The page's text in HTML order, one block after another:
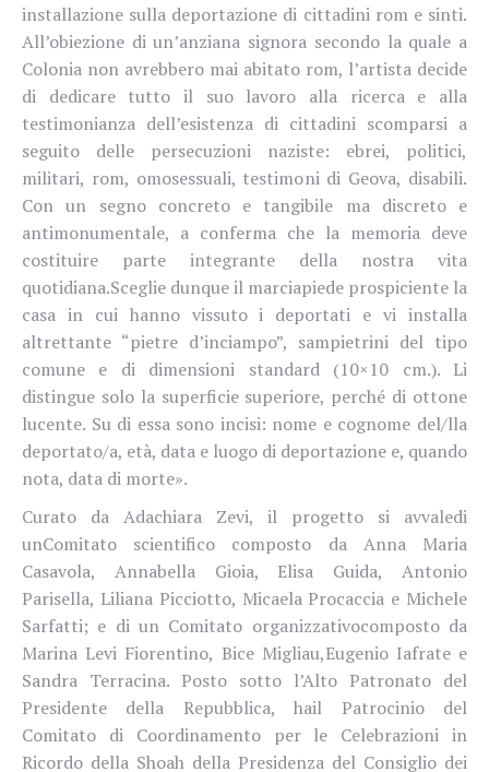
installazione sulla deportazione di cittadini rom e sinti.
All’obiezione di un’anziana signora secondo la quale a
Colonia non avrebbero mai abitato rom, l’artista decide
di dedicare tutto il suo lavoro alla ricerca e alla
testimonianza dell’esistenza di cittadini scomparsi a
seguito delle persecuzioni naziste: ebrei, politici,
militari, rom, omosessuali, testimoni di Geova, disabili.
Con un segno concreto e tangibile ma discreto e
antimonumentale, a conferma che la memoria deve
costituire parte integrante della nostra vita
quotidiana.Sceglie dunque il marciapiede prospiciente la
casa in cui hanno vissuto i deportati e vi installa
altrettante “pietre d’inciampo”, sampietrini del tipo
comune e di dimensioni standard (10×10 cm.). Li
distingue solo la superficie superiore, perché di ottone
lucente. Su di essa sono incisi: nome e cognome del/lla
deportato/a, età, data e luogo di deportazione e, quando
nota, data di morte».
Curato da Adachiara Zevi, il progetto si avvaledi
unComitato scientifico composto da Anna Maria
Casavola, Annabella Gioia, Elisa Guida, Antonio
Parisella, Liliana Picciotto, Micaela Procaccia e Michele
Sarfatti; e di un Comitato organizzativocomposto da
Marina Levi Fiorentino, Bice Migliau,Eugenio Iafrate e
Sandra Terracina. Posto sotto l’Alto Patronato del
Presidente della Repubblica, hail Patrocinio del
Comitato di Coordinamento per le Celebrazioni in
Ricordo della Shoah della Presidenza del Consiglio dei